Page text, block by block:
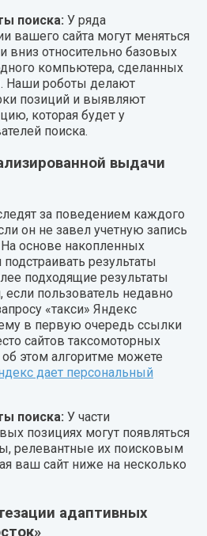
поиска: У ряда
вашего сайта могут меняться
вниз относительно базовых
компьютера, сделанных
Наши роботы делают
позиций и выявляют
которая будет у
поиска.
выдачи
за поведением каждого
он не завел учетную запись
основе накопленных
результаты
подходящие результаты
пользователь недавно
«такси» Яндекс
в первую очередь ссылки
сайтов таксомоторных
этом алгоритме можете
дает персональный
поиска: У части
позициях могут появляться
релевантные их поисковым
ваш сайт ниже на несколько
адаптивных